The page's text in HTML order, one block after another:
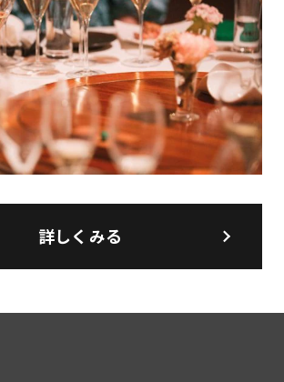
詳しくみる